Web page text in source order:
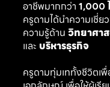
อาชีพมากกว่า 1,000
ครูดามได้นำความเชี่
ความรู้ด้าน วิทยาศา
และ บริหารธุรกิจ
ครูดามทุ่มเททั้งชีวิตเ